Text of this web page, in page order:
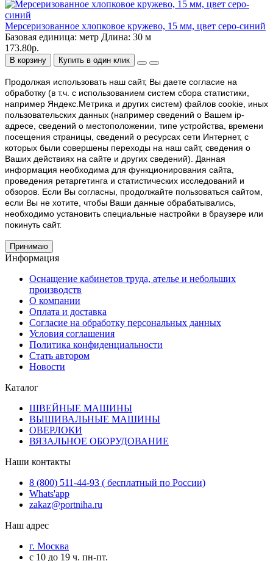
Мерсеризованное хлопковое кружево, 15 мм, цвет серо-синий
Базовая единица: метр Длина: 30 м
173.80р.
В корзину Купить в один клик
Продолжая использовать наш cайт, Вы даете согласие на
обработку (в т.ч. с использованием систем сбора статистики,
например Яндекс.Метрика и других систем) файлов cookie, иных
пользовательских данных (например сведений о Вашем ip-
адресе, сведений о местоположении, типе устройства, времени
посещения страницы, сведений о ресурсах сети Интернет, с
которых были совершены переходы на наш сайт, сведения о
Ваших действиях на сайте и других сведений). Данная
информация необходима для функционирования сайта,
проведения ретаргетинга и статистических исследований и
обзоров. Если Вы согласны, продолжайте пользоваться сайтом,
если Вы не хотите, чтобы Ваши данные обрабатывались,
необходимо установить специальные настройки в браузере или
покинуть сайт.
Принимаю
Информация
Оснащение кабинетов труда, ателье и небольших
производств
О компании
Оплата и доставка
Согласие на обработку персональных данных
Условия соглашения
Политика конфиденциальности
Стать автором
Новости
Каталог
ШВЕЙНЫЕ МАШИНЫ
ВЫШИВАЛЬНЫЕ МАШИНЫ
ОВЕРЛОКИ
ВЯЗАЛЬНОЕ ОБОРУДОВАНИЕ
Наши контакты
8 (800) 511-44-93 ( бесплатный по России)
Whats'app
zakaz@portniha.ru
Наш адрес
г. Москва
с 10 до 19 ч. пн-пт.